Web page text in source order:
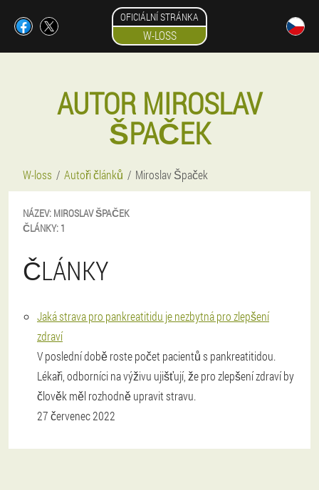
OFICIÁLNÍ STRÁNKA
W-LOSS
AUTOR MIROSLAV
ŠPAČEK
W-loss Autoři článků Miroslav Špaček
NÁZEV: MIROSLAVŠPAČEK
ČLÁNKY: 1
ČLÁNKY
Jaká strava pro pankreatitidu je nezbytná pro zlepšení
zdraví
V poslední době roste počet pacientů s pankreatitidou.
Lékaři, odborníci na výživu ujišťují, že pro zlepšení zdraví by
člověk měl rozhodně upravit stravu.
27 červenec 2022